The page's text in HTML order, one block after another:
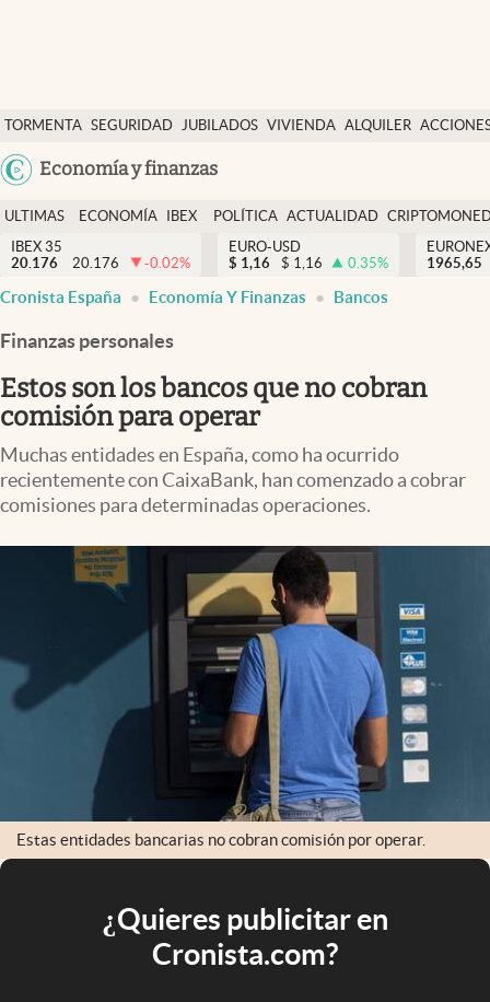
TORMENTA SEGURIDAD JUBILADOS VIVIENDA ALQUILER
USA
Economía y finanzas
Economía y finanzas
Política
Actualidad
Criptomonedas
España
ULTIMAS
NOTICIAS
ECONOMÍA
FINANZAS
IBEX
EURO
POLÍTICA ACTUALIDAD
IBEX 35
20.176
20.176 -0.02%
EURO-USD
$ 1,16 $ 1,16 0.35%
1965,65
Cronista España Economía Y Finanzas Bancos
Finanzas personales
Estos son los bancos que no cobran
comisión para operar
Muchas entidades en España, como ha ocurrido
recientemente con CaixaBank, han comenzado a cobrar
comisiones para determinadas operaciones.
Estas entidades bancarias no cobran comisión por operar.
¿Quieres publicitar en
Cronista.com?